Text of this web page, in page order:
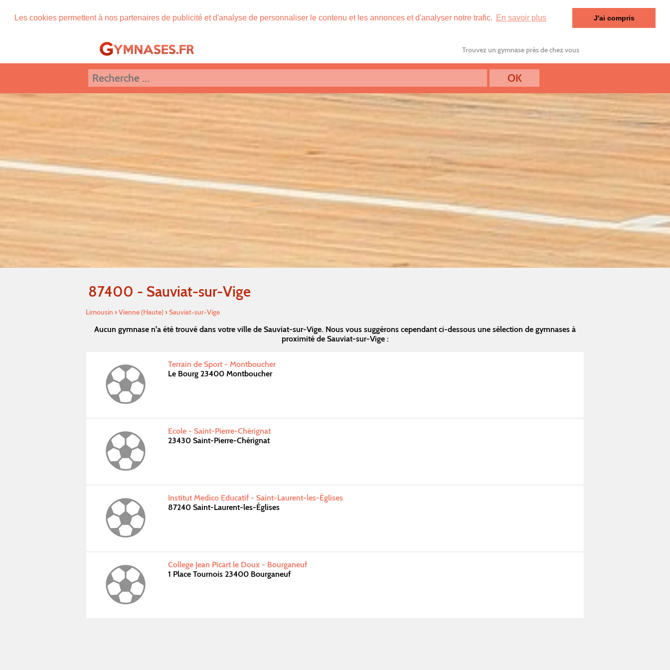
Les cookies permettent à nos partenaires de publicité et d'analyse de personnaliser le contenu et les annonces et d'analyser notre trafic. En savoir plus J'ai compris
Trouvez un gymnase près de chez vous
87400 - Sauviat-sur-Vige
Limousin ›Vienne (Haute)›Sauviat-sur-Vige
Aucun gymnase n'a été trouvé dans votre ville de Sauviat-sur-Vige. Nous vous suggérons cependant ci-dessous une sélection de gymnases à
proximité de Sauviat-sur-Vige :
Terrain de Sport - Montboucher
Le Bourg 23400 Montboucher
Ecole - Saint-Pierre-Chérignat
23430 Saint-Pierre-Chérignat
Institut Medico Educatif - Saint-Laurent-les-Églises
87240 Saint-Laurent-les-Églises
College Jean Picart le Doux - Bourganeuf
1 Place Tournois 23400 Bourganeuf